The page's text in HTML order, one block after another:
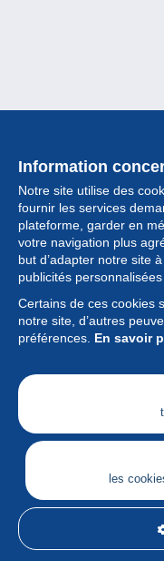
Information
Notre site utilise des
fournir les services
plateforme, garder en
votre navigation plus
but d’adapter notre site
publicités
Certains de ces cookies
notre site, d’autres
préférences. En savoir
les
Collection
Actualités
Fonctionnalités
Société
Services
Articles